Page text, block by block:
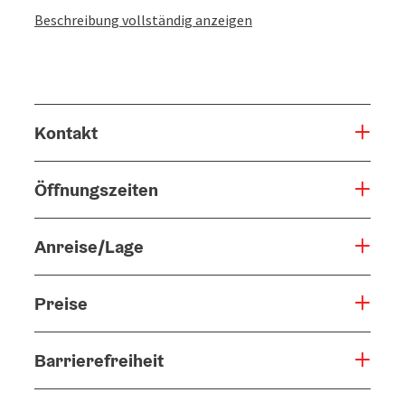
Beschreibung vollständig anzeigen
Kontakt
Öffnungszeiten
Anreise/Lage
Preise
Barrierefreiheit